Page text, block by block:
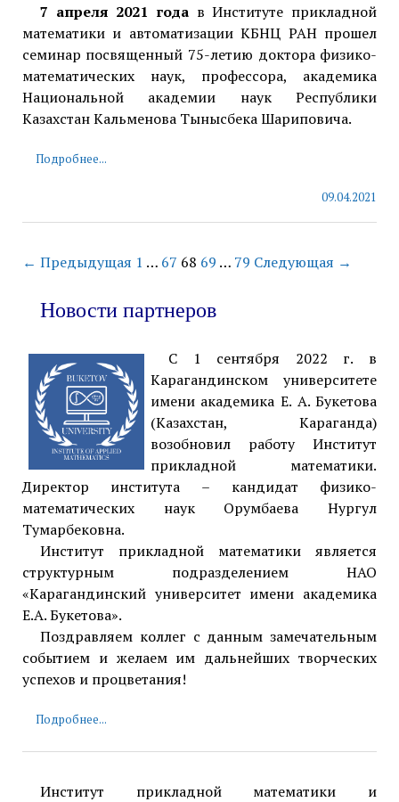
7 апреля 2021 года в Институте прикладной
математики и автоматизации КБНЦ РАН прошел
семинар посвященный 75-летию доктора физико-
математических наук, профессора, академика
Национальной академии наук Республики
Казахстан Кальменова Тынысбека Шариповича.
Подробнее...
09.04.2021
← Предыдущая 1 … 67 68 69 … 79 Следующая →
Новости партнеров
С 1 сентября 2022 г. в
Карагандинском университете
имени академика Е. А. Букетова
(Казахстан, Караганда)
возобновил работу Институт
прикладной математики.
Директор института – кандидат физико-
математических наук Орумбаева Нургул
Тумарбековна.
Институт прикладной математики является
структурным подразделением НАО
«Карагандинский университет имени академика
Е.А. Букетова».
Поздравляем коллег с данным замечательным
событием и желаем им дальнейших творческих
успехов и процветания!
Подробнее...
Институт прикладной математики и